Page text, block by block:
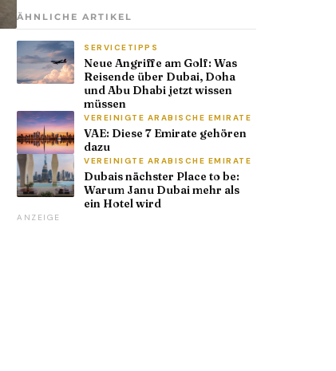
ÄHNLICHE ARTIKEL
SERVICETIPPS
Neue Angriffe am Golf: Was
Reisende über Dubai, Doha
und Abu Dhabi jetzt wissen
müssen
VEREINIGTE ARABISCHE EMIRATE
VAE: Diese 7 Emirate gehören
dazu
VEREINIGTE ARABISCHE EMIRATE
Dubais nächster Place to be:
Warum Janu Dubai mehr als
ein Hotel wird
ANZEIGE